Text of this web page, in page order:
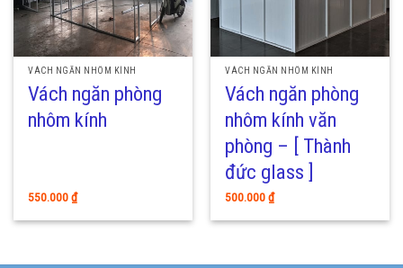
VÁCH NGĂN NHÔM KÍNH
Vách ngăn phòng
nhôm kính
550.000₫
VÁCH NGĂN NHÔM KÍNH
Vách ngăn phòng
nhôm kính văn
phòng – [ Thành
đức glass ]
500.000₫